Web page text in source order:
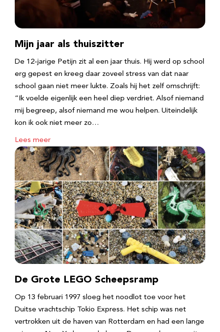
Mijn jaar als thuiszitter
De 12-jarige Petijn zit al een jaar thuis. Hij werd op school
erg gepest en kreeg daar zoveel stress van dat naar
school gaan niet meer lukte. Zoals hij het zelf omschrijft:
“Ik voelde eigenlijk een heel diep verdriet. Alsof niemand
mij begreep, alsof niemand me wou helpen. Uiteindelijk
kon ik ook niet meer zo…
Lees meer
De Grote LEGO Scheepsramp
Op 13 februari 1997 sloeg het noodlot toe voor het
Duitse vrachtschip Tokio Express. Het schip was net
vertrokken uit de haven van Rotterdam en had een lange